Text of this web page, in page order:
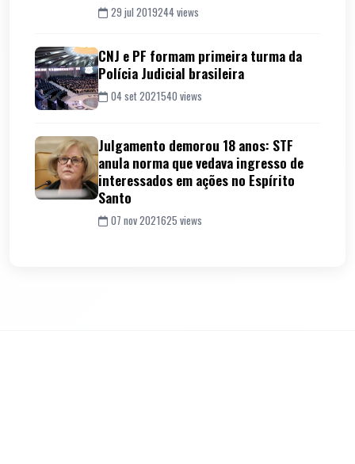
29 jul 2019244 views
CNJ e PF formam primeira turma da
Polícia Judicial brasileira
04 set 2021540 views
Julgamento demorou 18 anos: STF
anula norma que vedava ingresso de
interessados em ações no Espírito
Santo
07 nov 2021625 views